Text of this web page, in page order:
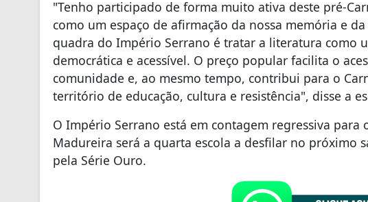
"Tenho participado de forma muito ativa deste pré-
como um espaço de afirmação da nossa memória e
quadra do Império Serrano é tratar a literatura como
democrática e acessível. O preço popular facilita o
comunidade e, ao mesmo tempo, contribui para o
território de educação, cultura e resistência", disse a
O Império Serrano está em contagem regressiva para
Madureira será a quarta escola a desfilar no próximo
pela Série Ouro.